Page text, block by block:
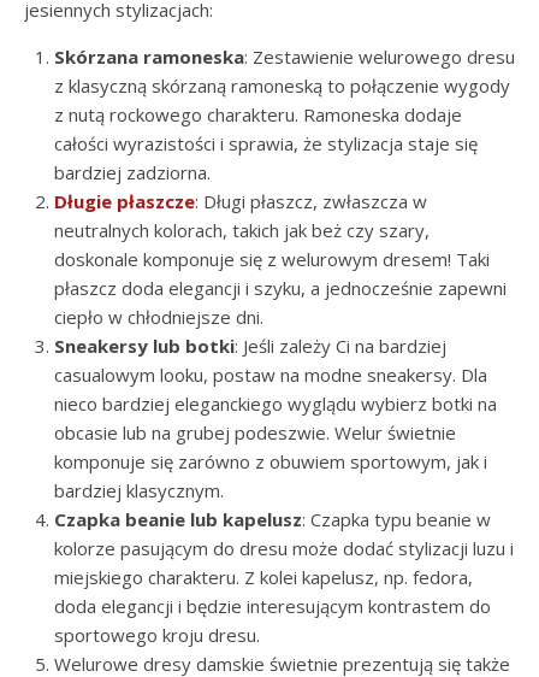
jesiennych stylizacjach:
Skórzana ramoneska: Zestawienie welurowego dresu
z klasyczną skórzaną ramoneską to połączenie wygody
z nutą rockowego charakteru. Ramoneska dodaje
całości wyrazistości i sprawia, że stylizacja staje się
bardziej zadziorna.
Długie płaszcze: Długi płaszcz, zwłaszcza w
neutralnych kolorach, takich jak beż czy szary,
doskonale komponuje się z welurowym dresem! Taki
płaszcz doda elegancji i szyku, a jednocześnie zapewni
ciepło w chłodniejsze dni.
Sneakersy lub botki: Jeśli zależy Ci na bardziej
casualowym looku, postaw na modne sneakersy. Dla
nieco bardziej eleganckiego wyglądu wybierz botki na
obcasie lub na grubej podeszwie. Welur świetnie
komponuje się zarówno z obuwiem sportowym, jak i
bardziej klasycznym.
Czapka beanie lub kapelusz: Czapka typu beanie w
kolorze pasującym do dresu może dodać stylizacji luzu i
miejskiego charakteru. Z kolei kapelusz, np. fedora,
doda elegancji i będzie interesującym kontrastem do
sportowego kroju dresu.
Welurowe dresy damskie świetnie prezentują się także